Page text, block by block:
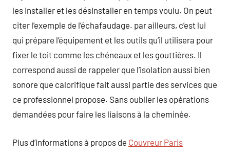
les installer et les désinstaller en temps voulu. On peut
citer l’exemple de l’échafaudage. par ailleurs, c’est lui
qui prépare l’équipement et les outils qu’il utilisera pour
fixer le toit comme les chéneaux et les gouttières. Il
correspond aussi de rappeler que l’isolation aussi bien
sonore que calorifique fait aussi partie des services que
ce professionnel propose. Sans oublier les opérations
demandées pour faire les liaisons à la cheminée.
Plus d’informations à propos de Couvreur Paris